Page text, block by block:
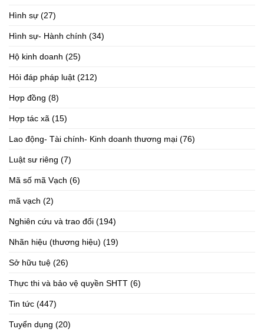
Hình sự (27)
Hình sự- Hành chính (34)
Hộ kinh doanh (25)
Hỏi đáp pháp luật (212)
Hợp đồng (8)
Hợp tác xã (15)
Lao động- Tài chính- Kinh doanh thương mại (76)
Luật sư riêng (7)
Mã số mã Vạch (6)
mã vạch (2)
Nghiên cứu và trao đổi (194)
Nhãn hiệu (thương hiệu) (19)
Sở hữu tuệ (26)
Thực thi và bảo vệ quyền SHTT (6)
Tin tức (447)
Tuyển dụng (20)